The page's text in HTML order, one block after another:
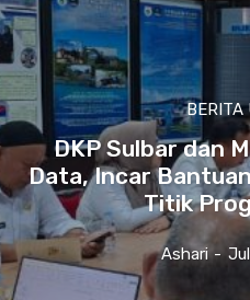
BERITA
DKP Sulbar dan
Data, Incar
Titik
Ashari -